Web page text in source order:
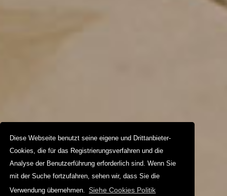
Diese Webseite benutzt seine eigene und Drittanbieter-
Cookies, die für das Registrierungsverfahren und die
Analyse der Benutzerführung erforderlich sind. Wenn Sie
mit der Suche fortzufahren, sehen wir, dass Sie die
Verwendung übernehmen. Siehe Cookies Politik